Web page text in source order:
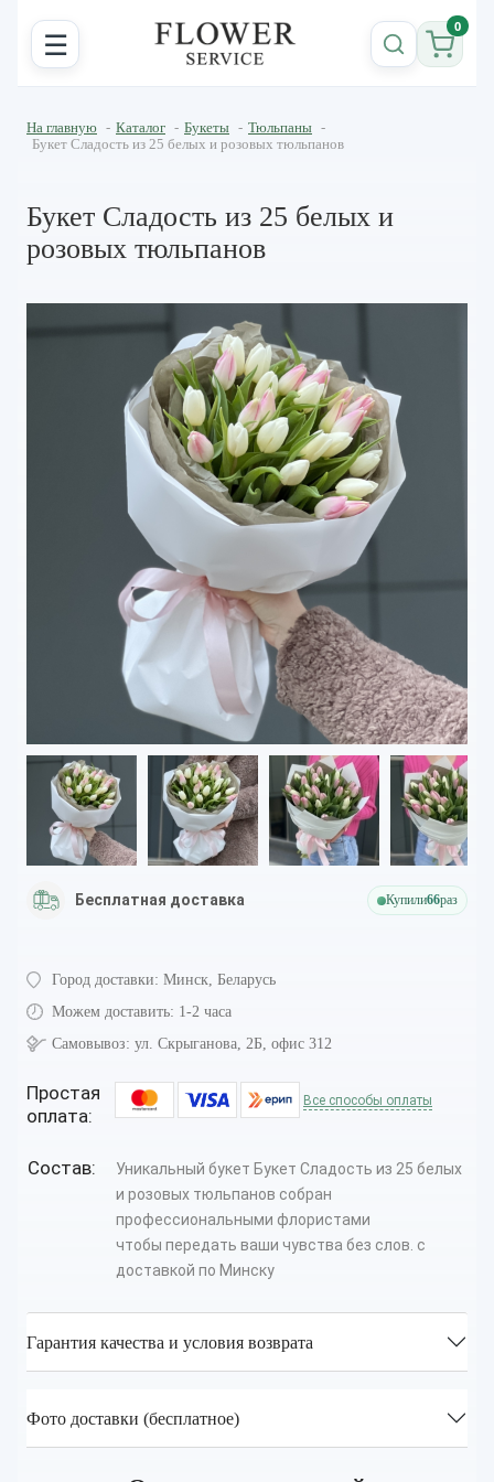
☰ 0
На главную - Каталог - Букеты - Тюльпаны -
Букет Сладость из 25 белых и розовых тюльпанов
Букет Сладость из 25 белых и
розовых тюльпанов
Бесплатная доставка Купили66раз
Город доставки: Минск, Беларусь
Можем доставить: 1-2 часа
Самовывоз: ул. Скрыганова, 2Б, офис 312
Простая
оплата:
Все способы оплаты
Состав:
Уникальный букет Букет Сладость из 25 белых
и розовых тюльпанов собран
профессиональными флористами
чтобы передать ваши чувства без слов. с
доставкой по Минску
Гарантия качества и условия возврата
Фото доставки (бесплатное)